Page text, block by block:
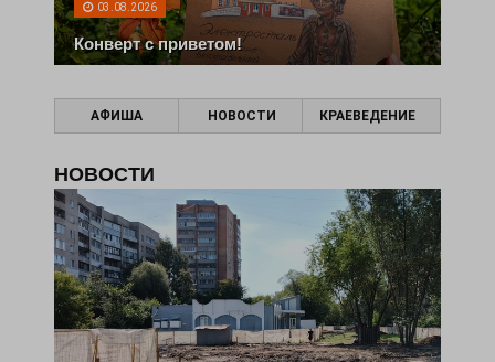
03.08.2026
Конверт с приветом!
АФИША НОВОСТИ КРАЕВЕДЕНИЕ
НОВОСТИ